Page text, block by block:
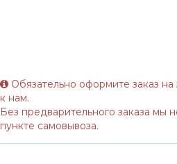
Обязательно оформите заказ
к нам.
Без предварительного заказа мы
пункте самовывоза.